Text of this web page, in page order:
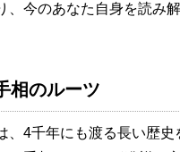
、今のあなた自身を読み
相のルーツ
、4千年にも渡る長い歴史